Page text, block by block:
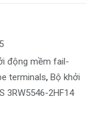
động mềm fail-
terminals, Bộ khởi
3RW5546-2HF14